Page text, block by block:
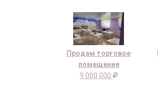
Продам торговое
помещение
9 000 000